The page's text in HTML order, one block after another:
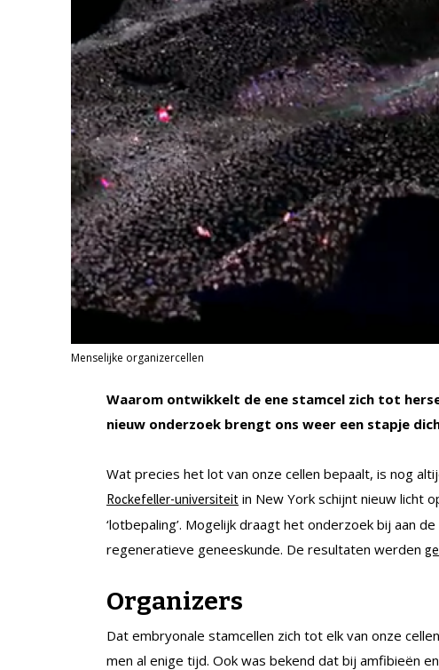
Menselijke organizercellen
Waarom ontwikkelt de ene stamcel zich tot
nieuw onderzoek brengt ons weer een stapje
Wat precies het lot van onze cellen bepaalt, is nog
Rockefeller-universiteit in New York schijnt nieuw licht
‘lotbepaling’. Mogelijk draagt het onderzoek bij aan
regeneratieve geneeskunde. De resultaten werden
Organizers
Dat embryonale stamcellen zich tot elk van onze
men al enige tijd. Ook was bekend dat bij amfibieën